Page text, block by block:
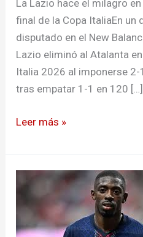
La Lazio hace el milagro
final de la Copa ItaliaEn un
disputado en el New
Lazio eliminó al Atalanta
Italia 2026 al imponerse 2-
tras empatar 1-1 en 120 […]
Leer más »
Dembele
gran